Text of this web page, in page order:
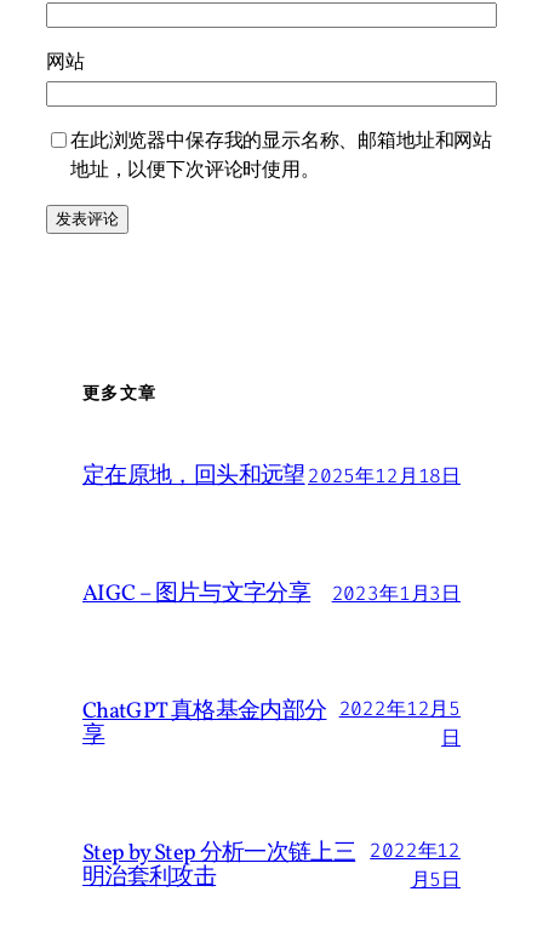
网站
在此浏览器中保存我的显示名称、邮箱地址和网站
地址，以便下次评论时使用。
更多文章
定在原地，回头和远望2025年12月18日
AIGC – 图片与文字分享 2023年1月3日
ChatGPT 真格基金内部分
享
2022年12月5
日
Step by Step 分析一次链上三
明治套利攻击
2022年12
月5日